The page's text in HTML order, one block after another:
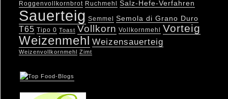
Roggenvollkornbrot Ruchmehl Salz-Hefe-Verfahren
Sauerteig Semmel Semola di Grano Duro
T65 Tipo 0 Toast Vollkorn Vollkornmehl Vorteig
Weizenmehl Weizensauerteig
Weizenvollkornmehl Zimt